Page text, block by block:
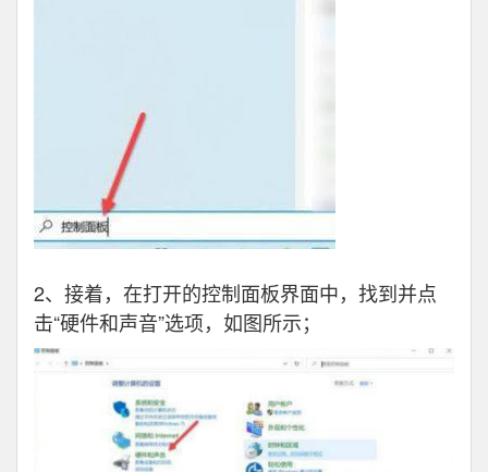
2、接着，在打开的控制面板界面中，找到并点
击“硬件和声音”选项，如图所示；